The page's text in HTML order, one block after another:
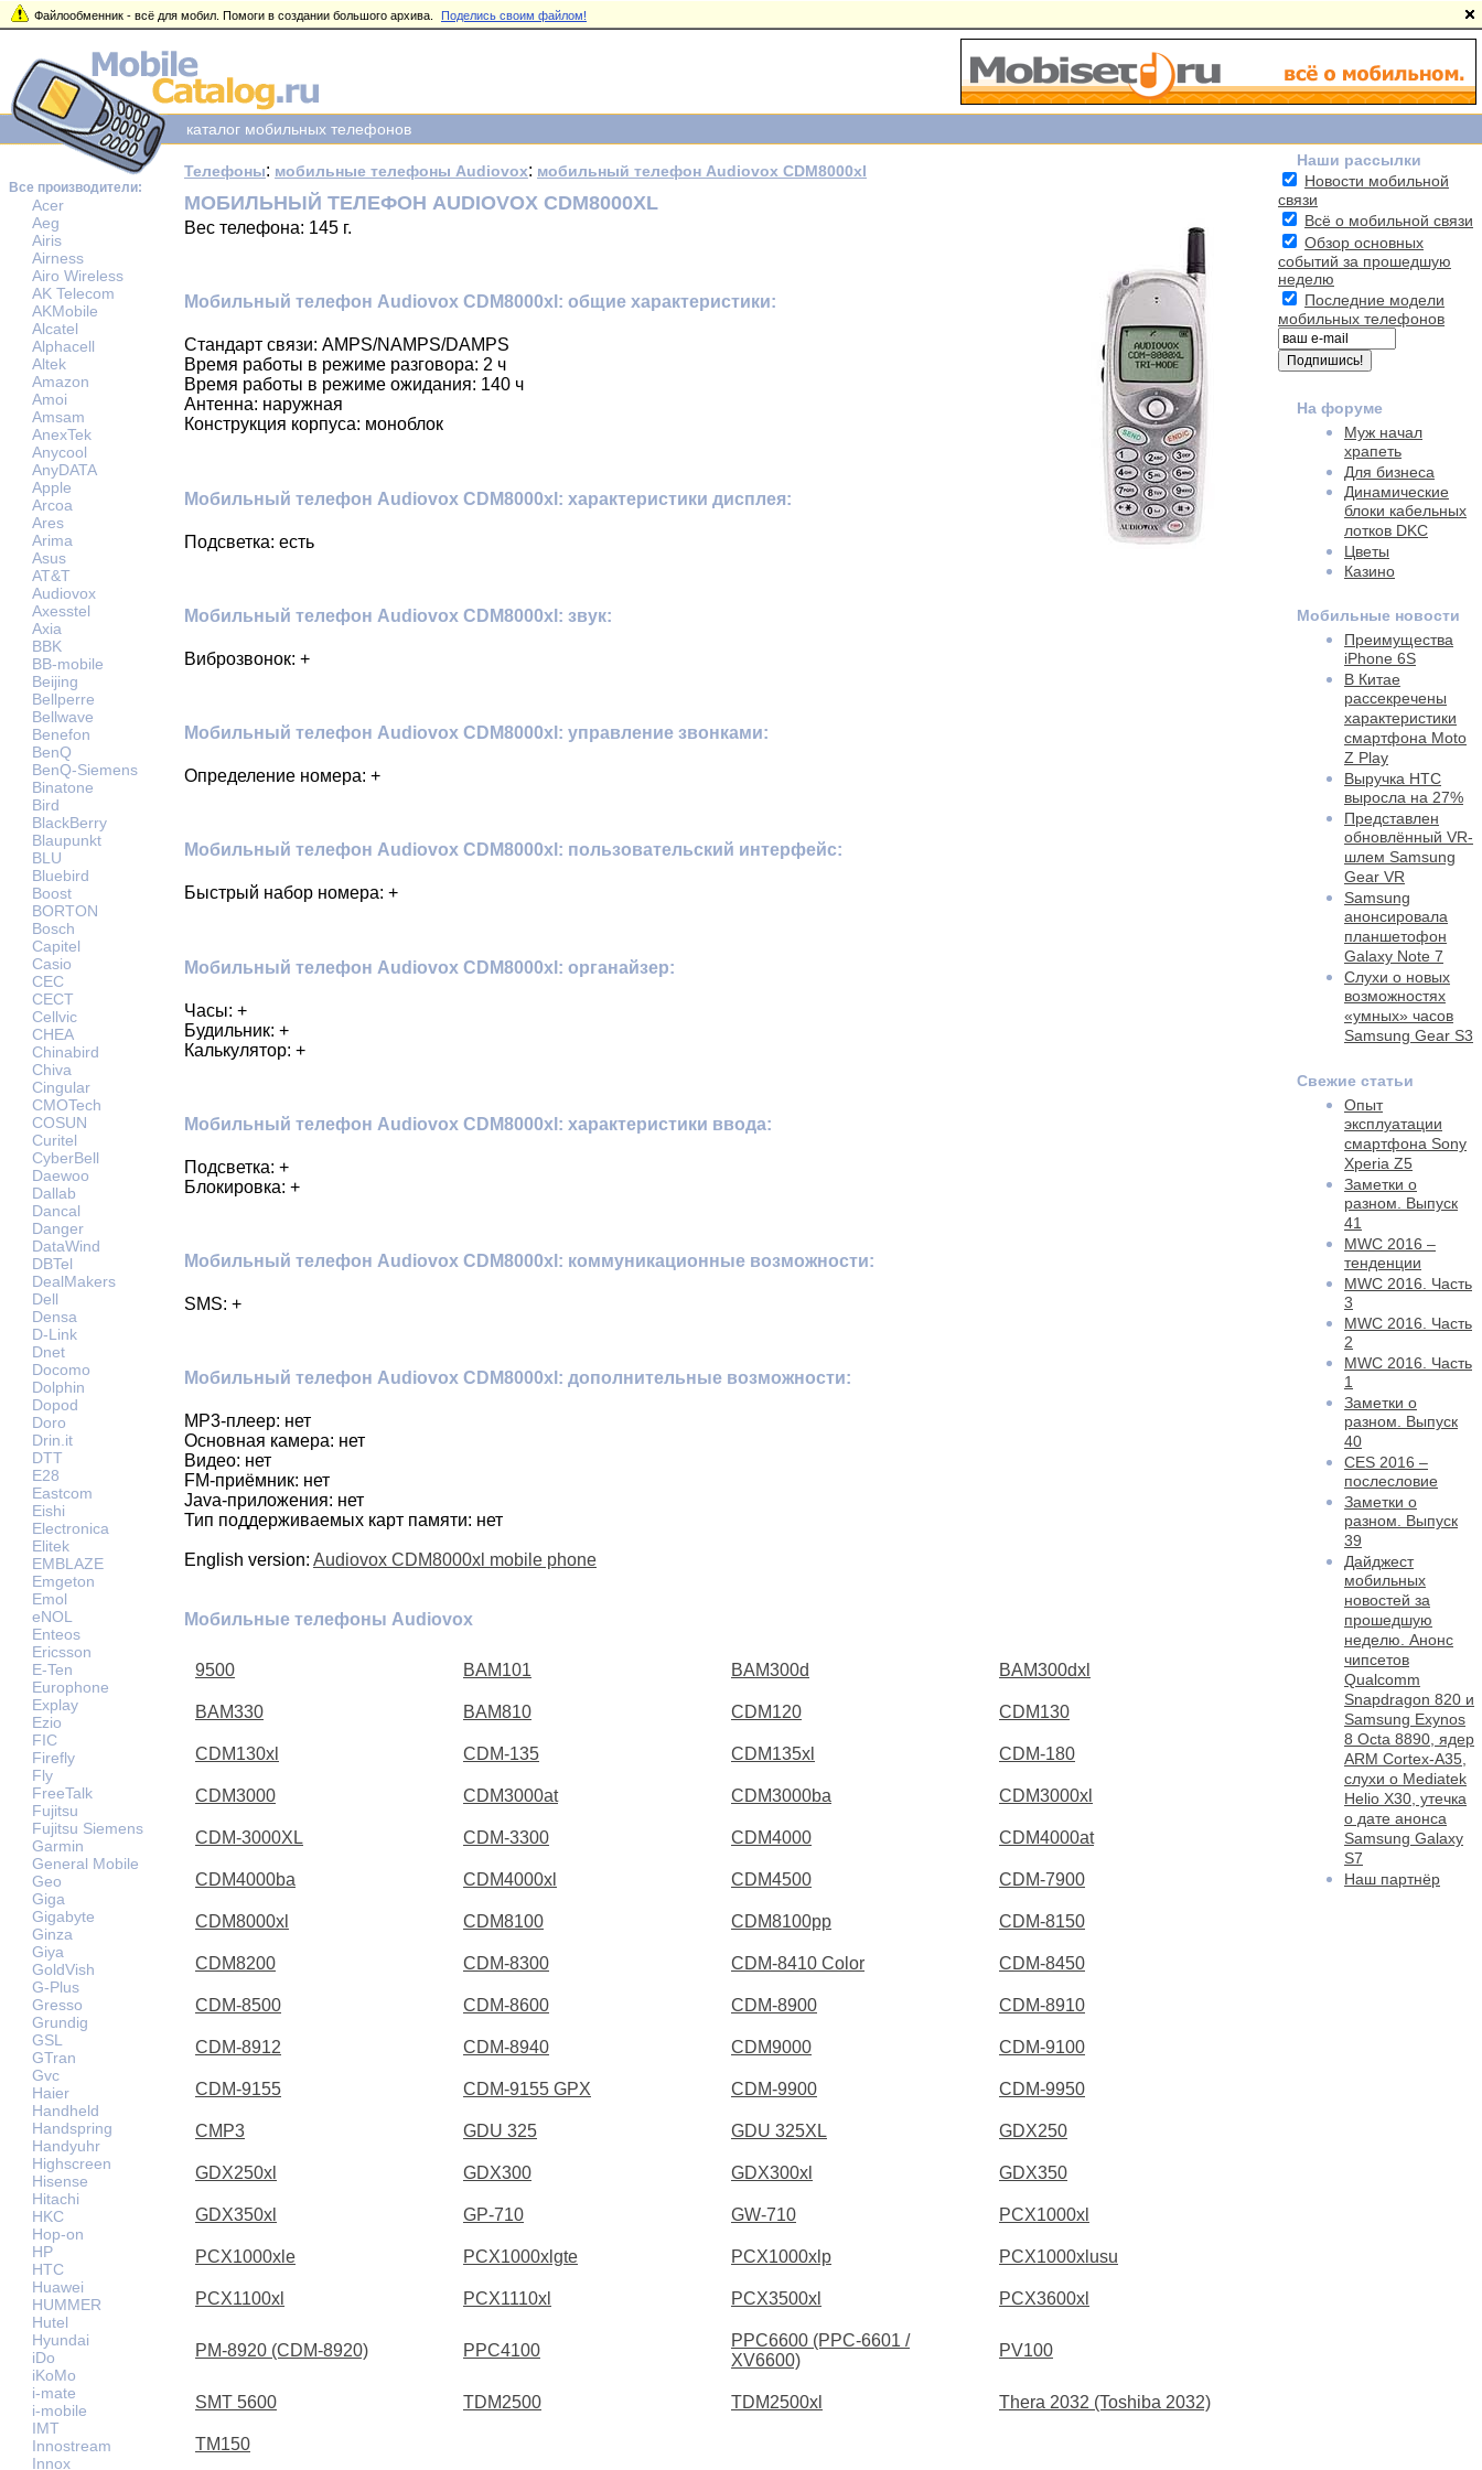
Файлообменник - всё для мобил. Помоги в создании большого архива. Поделись своим файлом!
Все производители:
Acer
Aeg
Airis
Airness
Airo Wireless
AK Telecom
AKMobile
Alcatel
Alphacell
Altek
Amazon
Amoi
Amsam
AnexTek
Anycool
AnyDATA
Apple
Arcoa
Ares
Arima
Asus
AT&T
Audiovox
Axesstel
Axia
BBK
BB-mobile
Beijing
Bellperre
Bellwave
Benefon
BenQ
BenQ-Siemens
Binatone
Bird
BlackBerry
Blaupunkt
BLU
Bluebird
Boost
BORTON
Bosch
Capitel
Casio
CEC
CECT
Cellvic
CHEA
Chinabird
Chiva
Cingular
CMOTech
COSUN
Curitel
CyberBell
Daewoo
Dallab
Dancal
Danger
DataWind
DBTel
DealMakers
Dell
Densa
D-Link
Dnet
Docomo
Dolphin
Dopod
Doro
Drin.it
DTT
E28
Eastcom
Eishi
Electronica
Elitek
EMBLAZE
Emgeton
Emol
eNOL
Enteos
Ericsson
E-Ten
Europhone
Explay
Ezio
FIC
Firefly
Fly
FreeTalk
Fujitsu
Fujitsu Siemens
Garmin
General Mobile
Geo
Giga
Gigabyte
Ginza
Giya
GoldVish
G-Plus
Gresso
Grundig
GSL
GTran
Gvc
Haier
Handheld
Handspring
Handyuhr
Highscreen
Hisense
Hitachi
HKC
Hop-on
HP
HTC
Huawei
HUMMER
Hutel
Hyundai
iDo
iKoMo
i-mate
i-mobile
IMT
Innostream
Innox
каталог мобильных телефонов
Телефоны: мобильные телефоны Audiovox: мобильный телефон Audiovox CDM8000xl
МОБИЛЬНЫЙ ТЕЛЕФОН AUDIOVOX CDM8000XL
Вес телефона: 145 г.
Мобильный телефон Audiovox CDM8000xl: общие характеристики:
Стандарт связи: AMPS/NAMPS/DAMPS
Время работы в режиме разговора: 2 ч
Время работы в режиме ожидания: 140 ч
Антенна: наружная
Конструкция корпуса: моноблок
Мобильный телефон Audiovox CDM8000xl: характеристики дисплея:
Подсветка: есть
Мобильный телефон Audiovox CDM8000xl: звук:
Виброзвонок: +
Мобильный телефон Audiovox CDM8000xl: управление звонками:
Определение номера: +
Мобильный телефон Audiovox CDM8000xl: пользовательский интерфейс:
Быстрый набор номера: +
Мобильный телефон Audiovox CDM8000xl: органайзер:
Часы: +
Будильник: +
Калькулятор: +
Мобильный телефон Audiovox CDM8000xl: характеристики ввода:
Подсветка: +
Блокировка: +
Мобильный телефон Audiovox CDM8000xl: коммуникационные возможности:
SMS: +
Мобильный телефон Audiovox CDM8000xl: дополнительные возможности:
MP3-плеер: нет
Основная камера: нет
Видео: нет
FM-приёмник: нет
Java-приложения: нет
Тип поддерживаемых карт памяти: нет
English version: Audiovox CDM8000xl mobile phone
Мобильные телефоны Audiovox
9500 BAM101 BAM300d BAM300dxl
BAM330 BAM810 CDM120 CDM130
CDM130xl CDM-135 CDM135xl CDM-180
CDM3000 CDM3000at CDM3000ba CDM3000xl
CDM-3000XL CDM-3300 CDM4000 CDM4000at
CDM4000ba CDM4000xl CDM4500 CDM-7900
CDM8000xl CDM8100 CDM8100pp CDM-8150
CDM8200 CDM-8300 CDM-8410 Color CDM-8450
CDM-8500 CDM-8600 CDM-8900 CDM-8910
CDM-8912 CDM-8940 CDM9000 CDM-9100
CDM-9155 CDM-9155 GPX CDM-9900 CDM-9950
CMP3 GDU 325 GDU 325XL GDX250
GDX250xl GDX300 GDX300xl GDX350
GDX350xl GP-710 GW-710 PCX1000xl
PCX1000xle PCX1000xlgte PCX1000xlp PCX1000xlusu
PCX1100xl PCX1110xl PCX3500xl PCX3600xl
PM-8920 (CDM-8920) PPC4100
PPC6600 (PPC-6601 /
XV6600)
PV100
SMT 5600 TDM2500 TDM2500xl Thera 2032 (Toshiba 2032)
TM150
Наши рассылки
Новости мобильной
связи
Всё о мобильной связи
Обзор основных
событий за прошедшую
неделю
Последние модели
мобильных телефонов
На форуме
Муж начал
храпеть
Для бизнеса
Динамические
блоки кабельных
лотков DKC
Цветы
Казино
Мобильные новости
Преимущества
iPhone 6S
В Китае
рассекречены
характеристики
смартфона Moto
Z Play
Выручка HTC
выросла на 27%
Представлен
обновлённый VR-
шлем Samsung
Gear VR
Samsung
анонсировала
планшетофон
Galaxy Note 7
Слухи о новых
возможностях
«умных» часов
Samsung Gear S3
Свежие статьи
Опыт
эксплуатации
смартфона Sony
Xperia Z5
Заметки о
разном. Выпуск
41
MWC 2016 –
тенденции
MWC 2016. Часть
3
MWC 2016. Часть
2
MWC 2016. Часть
1
Заметки о
разном. Выпуск
40
CES 2016 –
послесловие
Заметки о
разном. Выпуск
39
Дайджест
мобильных
новостей за
прошедшую
неделю. Анонс
чипсетов
Qualcomm
Snapdragon 820 и
Samsung Exynos
8 Octa 8890, ядер
ARM Cortex-A35,
слухи о Mediatek
Helio X30, утечка
о дате анонса
Samsung Galaxy
S7
Наш партнёр